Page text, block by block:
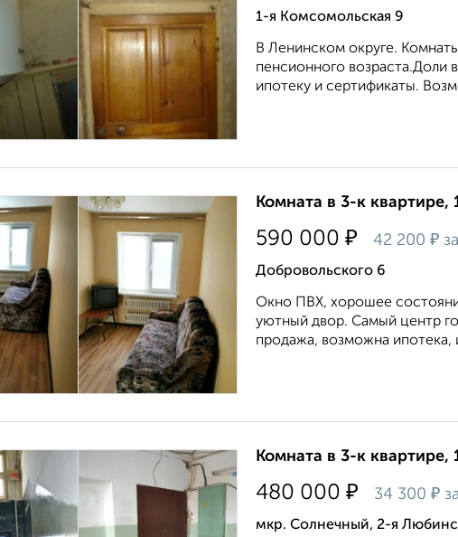
1-я Комсомольская 9
В Ленинском округе.
пенсионного возраста.Доли
ипотеку и сертификаты.
Комната в 3-к квартире,
590 000 ₽ 42 200 ₽
Добровольского 6
Окно ПВХ, хорошее
уютный двор. Самый центр
продажа, возможна ипотека,
Комната в 3-к квартире,
480 000 ₽ 34 300 ₽
мкр. Солнечный, 2-я